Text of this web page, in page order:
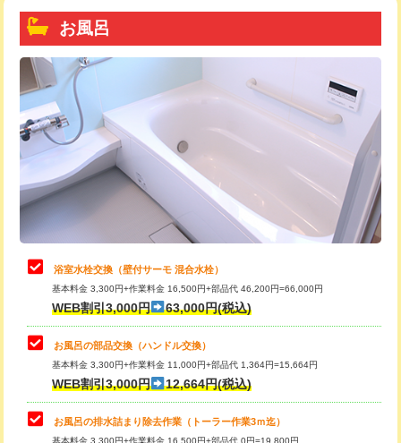
トーラー機使用/3mまで
追加トーラー機使用/3m超え
カメラ調査 33,000円
桝清掃 8,800円
止水・漏水調査・防水処理・清掃・修
理・調整・分解・加工など（軽作業）
止水・漏水調査・防水処理・清掃・修
理・調整・分解・加工など（中作業）
22,000円
止水・漏水調査・防水処理・清掃・修
理・調整・分解・加工など（重作業）
33,000円
トイレタンク脱着
トイレ便器脱着
タンクレストイレ脱着 33,000円
お風呂
浴室水栓交換（壁付サーモ 混合水栓）
基本料金 3,300円+作業料金 16,500円+部品代 46,200円=66,000円
WEB割引3,000円 63,000円(税込)
お風呂の部品交換（ハンドル交換）
基本料金 3,300円+作業料金 11,000円+部品代 1,364円=15,664円
WEB割引3,000円 12,664円(税込)
お風呂の排水詰まり除去作業（トーラー作業3ｍ迄）
基本料金 3,300円+作業料金 16,500円+部品代 0円=19,800円